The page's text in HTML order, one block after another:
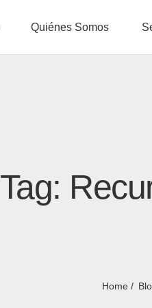
Quiénes Somos
Tag:
Home